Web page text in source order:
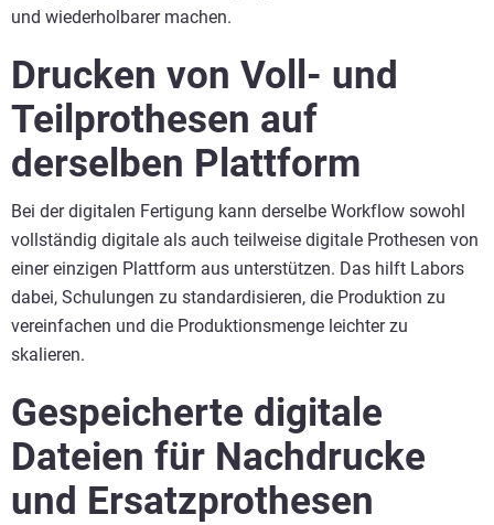
und wiederholbarer machen.
Drucken von Voll- und
Teilprothesen auf
derselben Plattform
Bei der digitalen Fertigung kann derselbe Workflow sowohl
vollständig digitale als auch teilweise digitale Prothesen von
einer einzigen Plattform aus unterstützen. Das hilft Labors
dabei, Schulungen zu standardisieren, die Produktion zu
vereinfachen und die Produktionsmenge leichter zu
skalieren.
Gespeicherte digitale
Dateien für Nachdrucke
und Ersatzprothesen